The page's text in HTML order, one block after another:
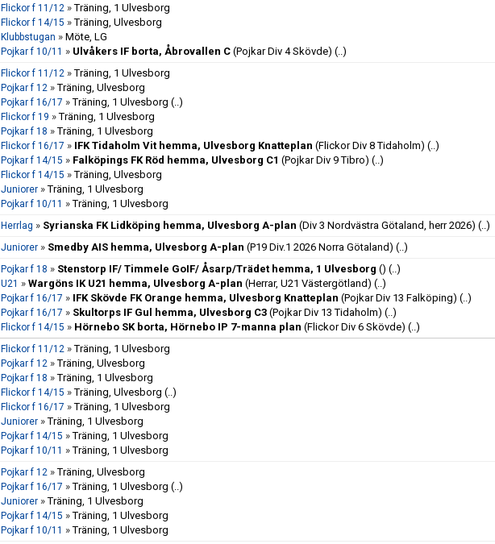
Flickor f 11/12 »Träning, 1 Ulvesborg
Flickor f 14/15 »Träning, Ulvesborg
Klubbstugan » Möte, LG
Pojkar f 10/11 » Ulvåkers IF borta, Åbrovallen C (Pojkar Div 4 Skövde) (..)
Flickor f 11/12 »Träning, 1 Ulvesborg
Pojkar f 12 »Träning, Ulvesborg
Pojkar f 16/17 »Träning, 1 Ulvesborg (..)
Flickor f 19 »Träning, 1 Ulvesborg
Pojkar f 18 »Träning, 1 Ulvesborg
Flickor f 16/17 » IFK Tidaholm Vit hemma, Ulvesborg Knatteplan (Flickor Div 8 Tidaholm) (..)
Pojkar f 14/15 » Falköpings FK Röd hemma, Ulvesborg C1 (Pojkar Div 9 Tibro) (..)
Flickor f 14/15 »Träning, Ulvesborg
Juniorer »Träning, 1 Ulvesborg
Pojkar f 10/11 »Träning, 1 Ulvesborg
Herrlag » Syrianska FK Lidköping hemma, Ulvesborg A-plan (Div 3 Nordvästra Götaland, herr 2026) (..)
Juniorer » Smedby AIS hemma, Ulvesborg A-plan (P19 Div.1 2026 Norra Götaland) (..)
Pojkar f 18 » Stenstorp IF/ Timmele GoIF/ Åsarp/Trädet hemma, 1 Ulvesborg () (..)
U21 » Wargöns IK U21 hemma, Ulvesborg A-plan (Herrar, U21 Västergötland) (..)
Pojkar f 16/17 » IFK Skövde FK Orange hemma, Ulvesborg Knatteplan (Pojkar Div 13 Falköping) (..)
Pojkar f 16/17 » Skultorps IF Gul hemma, Ulvesborg C3 (Pojkar Div 13 Tidaholm) (..)
Flickor f 14/15 » Hörnebo SK borta, Hörnebo IP 7-manna plan (Flickor Div 6 Skövde) (..)
Flickor f 11/12 »Träning, 1 Ulvesborg
Pojkar f 12 »Träning, Ulvesborg
Pojkar f 18 »Träning, 1 Ulvesborg
Flickor f 14/15 »Träning, Ulvesborg (..)
Flickor f 16/17 »Träning, 1 Ulvesborg
Juniorer »Träning, 1 Ulvesborg
Pojkar f 14/15 »Träning, 1 Ulvesborg
Pojkar f 10/11 »Träning, 1 Ulvesborg
Pojkar f 12 »Träning, Ulvesborg
Pojkar f 16/17 »Träning, 1 Ulvesborg (..)
Juniorer »Träning, 1 Ulvesborg
Pojkar f 14/15 »Träning, 1 Ulvesborg
Pojkar f 10/11 »Träning, 1 Ulvesborg